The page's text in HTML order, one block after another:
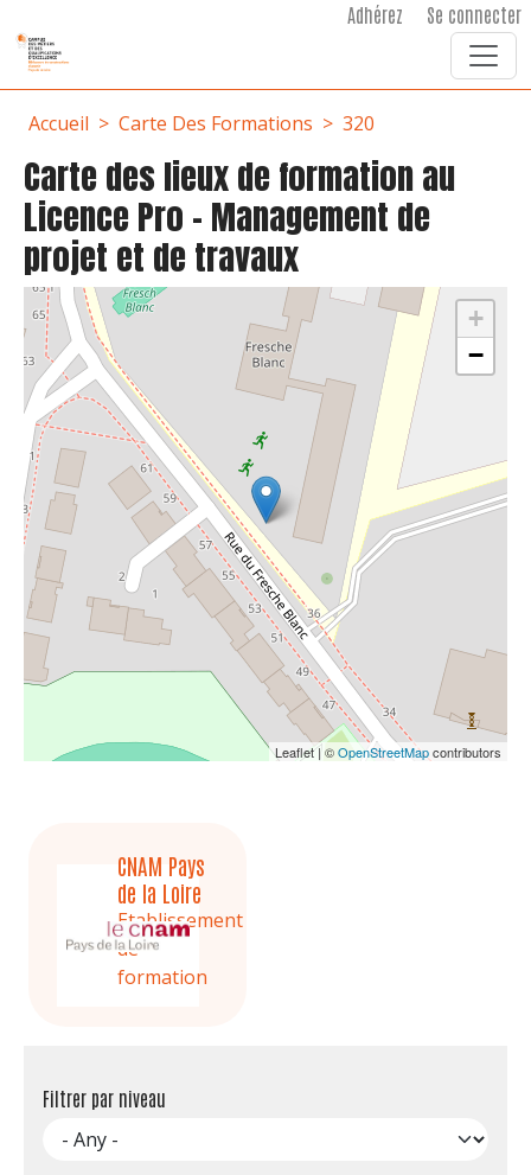
Adhérez Se connecter
Fil d'Ariane
Accueil Carte Des Formations 320
Filtrer par niveau
Carte des lieux de formation au
Licence Pro - Management de
projet et de travaux
+
−
Leaflet | ©OpenStreetMapcontributors
CNAM Pays
de la Loire
Etablissement
de
formation